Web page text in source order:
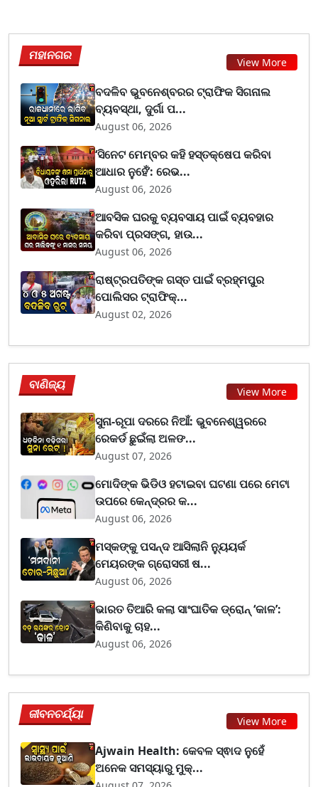
ମହାନଗର View More
ବଦଳିବ ଭୁବନେଶ୍ବରର ଟ୍ରାଫିକ ସିଗନାଲ
ବ୍ୟବସ୍ଥା, ଦୁର୍ଗା ପ...
August 06, 2026
‘ସିନେଟ ମେମ୍ବର କହି ହସ୍ତକ୍ଷେପ କରିବା
ଆଧାର ନୁହେଁ’: ରେଭ...
August 06, 2026
ଆବସିକ ଘରକୁ ବ୍ୟବସାୟ ପାଇଁ ବ୍ୟବହାର
କରିବା ପ୍ରସଙ୍ଗ, ହାଉ...
August 06, 2026
ରାଷ୍ଟ୍ରପତିଙ୍କ ଗସ୍ତ ପାଇଁ ବ୍ରହ୍ମପୁର
ପୋଲିସର ଟ୍ରାଫିକ୍...
August 02, 2026
ବାଣିଜ୍ୟ View More
ସୁନା-ରୂପା ଦରରେ ନିଆଁ: ଭୁବନେଶ୍ୱରରେ
ରେକର୍ଡ ଛୁଇଁଲା ଅଳଙ...
August 07, 2026
ମୋଦିଙ୍କ ଭିଡିଓ ହଟାଇବା ଘଟଣା ପରେ ମେଟା
ଉପରେ କେନ୍ଦ୍ରର କ...
August 06, 2026
ମସ୍କଙ୍କୁ ପସନ୍ଦ ଆସିଲାନି ନ୍ୟୁୟର୍କ
ମେୟରଙ୍କ ଗ୍ରୋସରୀ ଷ...
August 06, 2026
ଭାରତ ତିଆରି କଲା ସାଂଘାତିକ ଡ୍ରୋନ୍ ‘କାଳ’:
କିଣିବାକୁ ଚାହ...
August 06, 2026
ଜୀବନଚର୍ଯ୍ୟା View More
Ajwain Health: କେବଳ ସ୍ଵାଦ ନୁହେଁ
ଅନେକ ସମସ୍ୟାରୁ ମୁକ୍...